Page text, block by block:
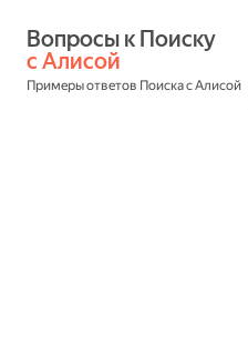
с Алисой
Примеры ответов Поиска с Алисой